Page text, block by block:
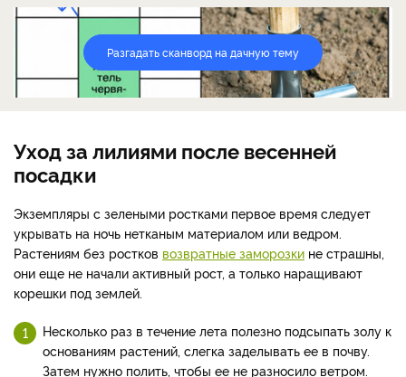
Разгадать сканворд на дачную тему
Уход за лилиями после весенней
посадки
Экземпляры с зелеными ростками первое время следует
укрывать на ночь нетканым материалом или ведром.
Растениям без ростков возвратные заморозки не страшны,
они еще не начали активный рост, а только наращивают
корешки под землей.
Несколько раз в течение лета полезно подсыпать золу к
основаниям растений, слегка заделывать ее в почву.
Затем нужно полить, чтобы ее не разносило ветром.